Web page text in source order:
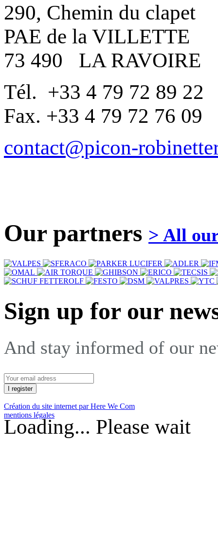
290, Chemin du clapet
PAE de la VILLETTE
73 490 LA RAVOIRE
Tél. +33 4 79 72 89 22
Fax. +33 4 79 72 76 09
contact@picon-
Our partners > All
Sign up for our
And stay informed of our
Création du site internet par Here We Com
mentions légales
Loading... Please wait